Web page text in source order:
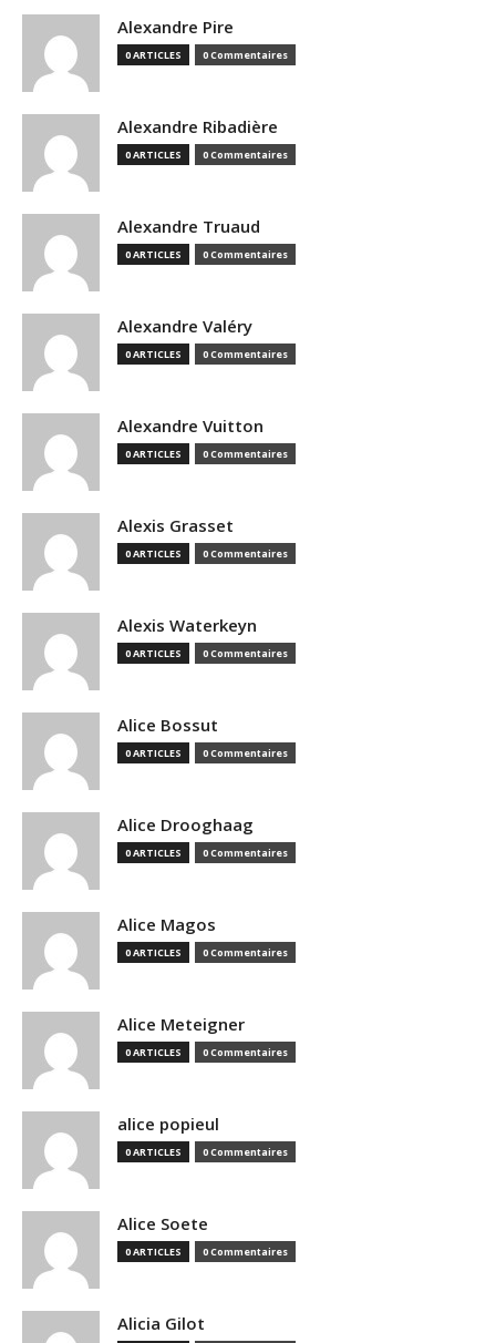
Alexandre Pire
0 ARTICLES 0 Commentaires
Alexandre Ribadière
0 ARTICLES 0 Commentaires
Alexandre Truaud
0 ARTICLES 0 Commentaires
Alexandre Valéry
0 ARTICLES 0 Commentaires
Alexandre Vuitton
0 ARTICLES 0 Commentaires
Alexis Grasset
0 ARTICLES 0 Commentaires
Alexis Waterkeyn
0 ARTICLES 0 Commentaires
Alice Bossut
0 ARTICLES 0 Commentaires
Alice Drooghaag
0 ARTICLES 0 Commentaires
Alice Magos
0 ARTICLES 0 Commentaires
Alice Meteigner
0 ARTICLES 0 Commentaires
alice popieul
0 ARTICLES 0 Commentaires
Alice Soete
0 ARTICLES 0 Commentaires
Alicia Gilot